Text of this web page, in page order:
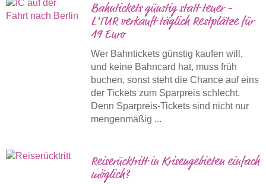
Bahntickets günstig statt teuer -
L'TUR verkauft täglich Restplätze für
19 Euro
Wer Bahntickets günstig kaufen will,
und keine Bahncard hat, muss früh
buchen, sonst steht die Chance auf eins
der Tickets zum Sparpreis schlecht.
Denn Sparpreis-Tickets sind nicht nur
mengenmäßig ...
Reiserücktritt in Krisengebieten einfach
möglich?